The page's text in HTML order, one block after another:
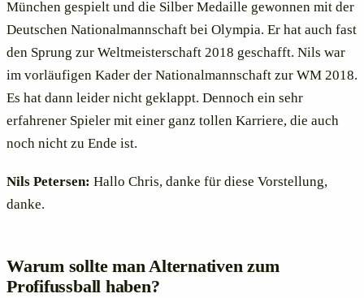
München gespielt und die Silber Medaille gewonnen mit der
Deutschen Nationalmannschaft bei Olympia. Er hat auch fast
den Sprung zur Weltmeisterschaft 2018 geschafft. Nils war
im vorläufigen Kader der Nationalmannschaft zur WM 2018.
Es hat dann leider nicht geklappt. Dennoch ein sehr
erfahrener Spieler mit einer ganz tollen Karriere, die auch
noch nicht zu Ende ist.
Nils Petersen: Hallo Chris, danke für diese Vorstellung,
danke.
Warum sollte man Alternativen zum
Profifussball haben?